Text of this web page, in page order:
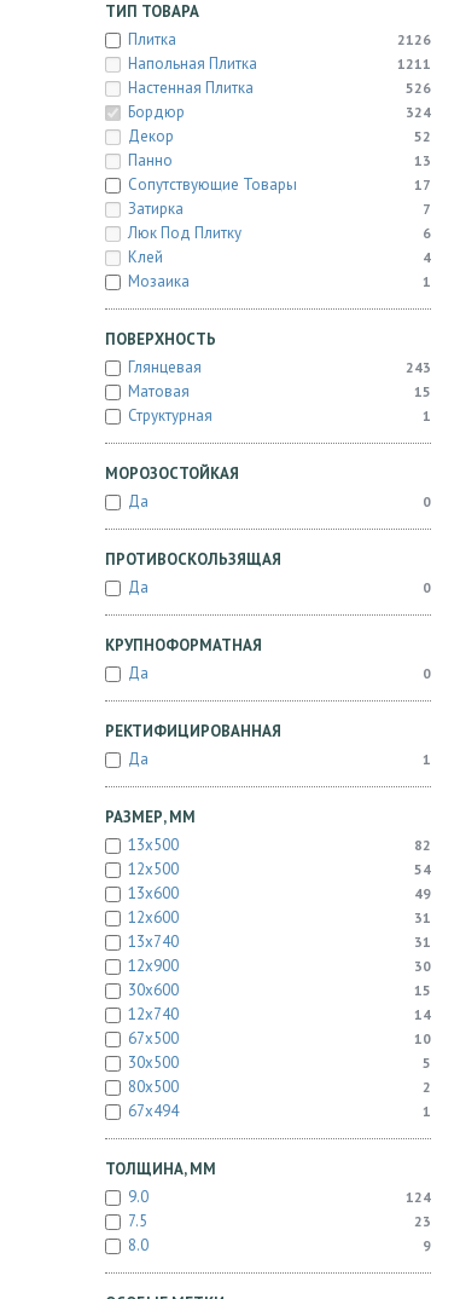
ТИП ТОВАРА
Плитка
2126
Напольная Плитка 1211
Настенная Плитка 526
Бордюр 324
Декор 52
Панно 13
Сопутствующие Товары 17
Затирка 7
Люк Под Плитку 6
Клей 4
Мозаика 1
ПОВЕРХНОСТЬ
Глянцевая
243
Матовая 15
Структурная 1
МОРОЗОСТОЙКАЯ
Да
0
ПРОТИВОСКОЛЬЗЯЩАЯ
Да
0
КРУПНОФОРМАТНАЯ
Да
0
РЕКТИФИЦИРОВАННАЯ
Да
1
РАЗМЕР, ММ
13x500
82
12x500 54
13x600 49
12x600 31
13x740 31
12x900 30
30x600 15
12x740 14
67x500 10
30x500 5
80x500 2
67x494 1
ТОЛЩИНА, ММ
9.0
124
7.5 23
8.0 9